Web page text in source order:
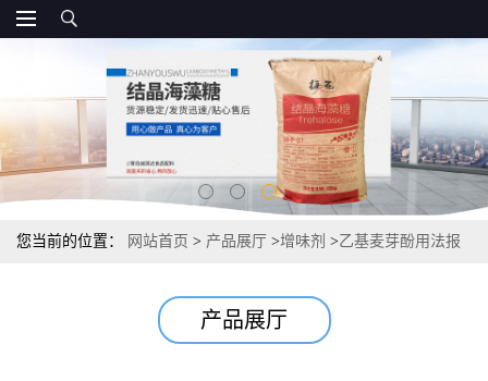
您当前的位置： 网站首页 > 产品展厅 >增味剂 >乙基麦芽酚用法报
产品展厅